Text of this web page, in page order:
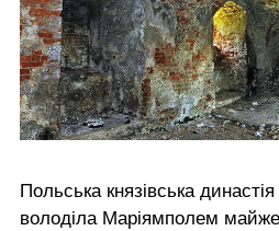
Польська князівська
володіла Маріямполем майже